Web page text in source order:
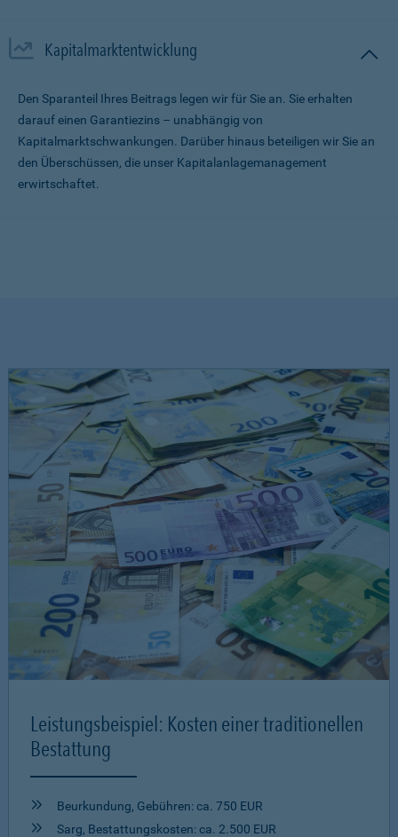
Kapitalmarktentwicklung
Den Sparanteil Ihres Beitrags legen wir für Sie an. Sie erhalten
darauf einen Garantiezins – unabhängig von
Kapitalmarktschwankungen. Darüber hinaus beteiligen wir Sie an
den Überschüssen, die unser Kapitalanlagemanagement
erwirtschaftet.
Leistungsbeispiel: Kosten einer traditionellen
Bestattung
Beurkundung, Gebühren: ca. 750 EUR
Sarg, Bestattungskosten: ca. 2.500 EUR